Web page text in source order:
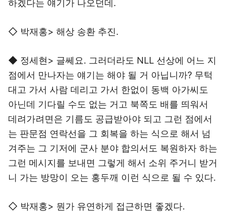
하겠다는 얘기가 나오던데.
◇ 박재홍> 해상 송환 추진.
◆ 정세현> 글쎄요. 그러더라도 NLL 선상에 어느 지
점에서 만나자는 얘기는 해야 될 거 아닙니까? 무턱
대고 가서 사람 데리고 가서 한없이 동백 아가씨도
아닌데 기다릴 수도 없는 거고 북쪽도 배를 띄워서
데려가려면은 기름도 공급받아야 되고 그런 점에서
는 판문점 연락선을 그 회복을 하는 식으로 해서 넘
겨주는 그 기저에 군사 분야 합의서도 복원하자 하는
그런 메시지를 보내면 그렇게 해서 소위 주거니 받거
니 가는 방망이 오는 홍두깨 이런 식으로 될 수 있다.
◇ 박재홍> 뭔가 유연하게 접근하면 좋겠다.